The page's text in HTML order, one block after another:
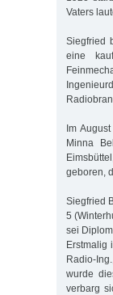
Vaters
Siegfried
eine
Im
Minna
geboren,
Siegfried
5
sei
Erstmalig
Radio-
wurde
verbarg